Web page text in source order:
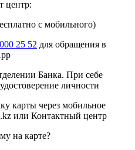
центр:
с мобильного)
25 52 для обращения в
Банка. При себе
личности
карты через мобильное
или Контактный центр
на карте?